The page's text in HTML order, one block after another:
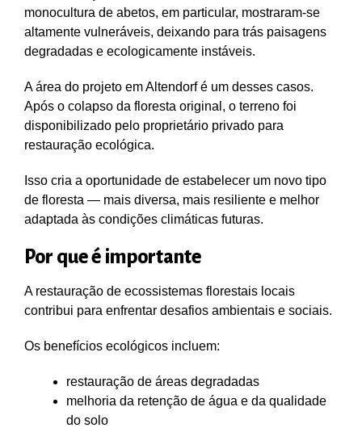
monocultura de abetos, em particular, mostraram-se
altamente vulneráveis, deixando para trás paisagens
degradadas e ecologicamente instáveis.
A área do projeto em Altendorf é um desses casos.
Após o colapso da floresta original, o terreno foi
disponibilizado pelo proprietário privado para
restauração ecológica.
Isso cria a oportunidade de estabelecer um novo tipo
de floresta — mais diversa, mais resiliente e melhor
adaptada às condições climáticas futuras.
Por que é importante
A restauração de ecossistemas florestais locais
contribui para enfrentar desafios ambientais e sociais.
Os benefícios ecológicos incluem:
restauração de áreas degradadas
melhoria da retenção de água e da qualidade
do solo